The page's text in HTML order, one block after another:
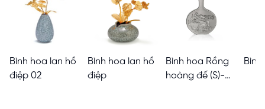
Bình hoa lan hồ
điệp 02
Bình hoa lan hồ
điệp
Bình hoa Rồng
hoàng đế (S)-